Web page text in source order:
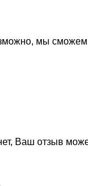
мы
Ваш отзыв